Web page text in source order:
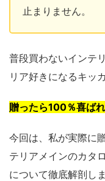
止まりません。
普段買わないインテ
リア好きになるキッ
贈ったら100％喜ばれ
今回は、私が実際に
テリアメインのカタ
について徹底解剖しま